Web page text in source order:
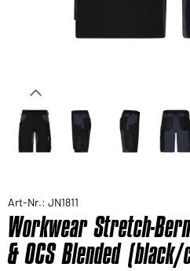
Sie möchten gerne für Ihren
einkaufen?
Art-Nr.: JN1811
Workwear Stretch-
& OCS Blended